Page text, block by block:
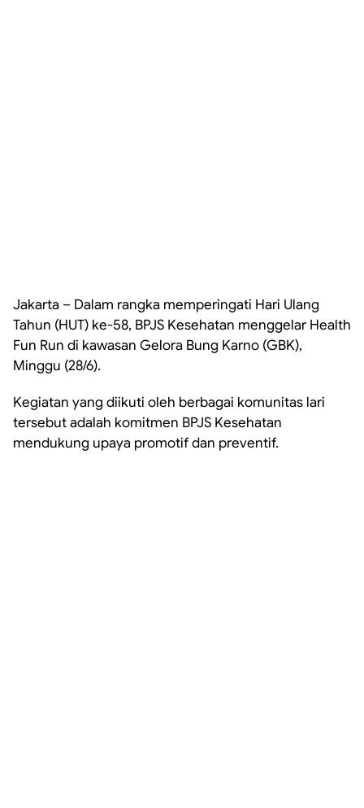
Jakarta – Dalam rangka memperingati Hari Ulang
Tahun (HUT) ke-58, BPJS Kesehatan menggelar Health
Fun Run di kawasan Gelora Bung Karno (GBK),
Minggu (28/6).
Kegiatan yang diikuti oleh berbagai komunitas lari
tersebut adalah komitmen BPJS Kesehatan
mendukung upaya promotif dan preventif.